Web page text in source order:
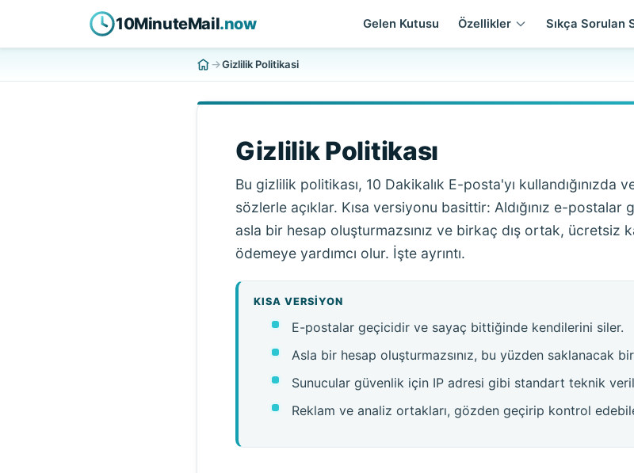
10MinuteMail.now Gelen Kutusu Özellikler Sıkça Sorulan
Gizlilik Politikasi
Gizlilik Politikası
Bu gizlilik politikası, 10 Dakikalık E-posta'yı kullandığınızda
sözlerle açıklar. Kısa versiyonu basittir: Aldığınız e-
asla bir hesap oluşturmazsınız ve birkaç dış ortak, ücretsiz
ödemeye yardımcı olur. İşte ayrıntı.
KISA VERSIYON
E-postalar geçicidir ve sayaç bittiğinde kendilerini siler.
Asla bir hesap oluşturmazsınız, bu yüzden saklanacak
Sunucular güvenlik için IP adresi gibi standart teknik
Reklam ve analiz ortakları, gözden geçirip kontrol